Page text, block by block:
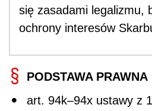
się zasadami legalizmu,
ochrony interesów
PODSTAWA PRAWNA
art. 94k–94x ustawy z